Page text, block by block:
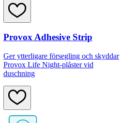
Provox Adhesive Strip
Ger ytterligare försegling och skyddar
Provox Life Night-plåster vid
duschning